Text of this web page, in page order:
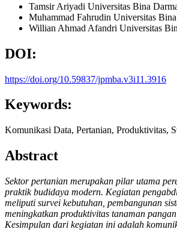
Tamsir Ariyadi Universitas Bina
Muhammad Fahrudin Universitas
Willian Ahmad Afandri Universitas
DOI:
https://doi.org/10.59837/jpmba.v3i11.3916
Keywords:
Komunikasi Data, Pertanian, Produktivitas,
Abstract
Sektor pertanian merupakan pilar utama
praktik budidaya modern. Kegiatan
meliputi survei kebutuhan, pembangunan
meningkatkan produktivitas tanaman
Kesimpulan dari kegiatan ini adalah